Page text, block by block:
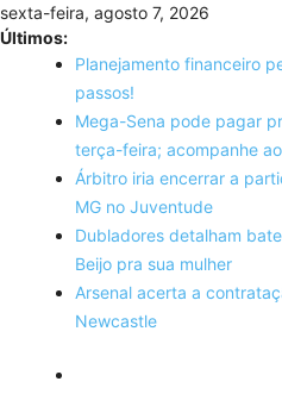
Skip
to
content
sexta-feira, agosto 7, 2026
Últimos:
Planejamento financeiro
passos!
Mega-Sena pode pagar
terça-feira; acompanhe
Árbitro iria encerrar a
MG no Juventude
Dubladores detalham
Beijo pra sua mulher
Arsenal acerta a
Newcastle